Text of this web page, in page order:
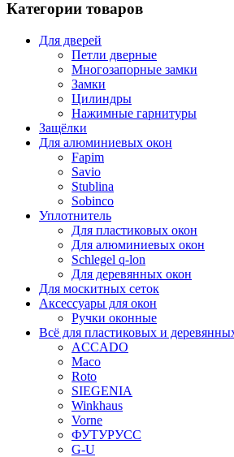
Категории товаров
Для дверей
Петли дверные
Многозапорные замки
Замки
Цилиндры
Нажимные гарнитуры
Защёлки
Для алюминиевых окон
Fapim
Savio
Stublina
Sobinco
Уплотнитель
Для пластиковых окон
Для алюминиевых окон
Schlegel q-lon
Для деревянных окон
Для москитных сеток
Аксессуары для окон
Ручки оконные
Всё для пластиковых и
ACCADO
Maco
Roto
SIEGENIA
Winkhaus
Vorne
ФУТУРУСС
G-U